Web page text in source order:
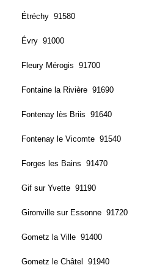
Étréchy 91580
Évry 91000
Fleury Mérogis 91700
Fontaine la Rivière 91690
Fontenay lès Briis 91640
Fontenay le Vicomte 91540
Forges les Bains 91470
Gif sur Yvette 91190
Gironville sur Essonne 91720
Gometz la Ville 91400
Gometz le Châtel 91940